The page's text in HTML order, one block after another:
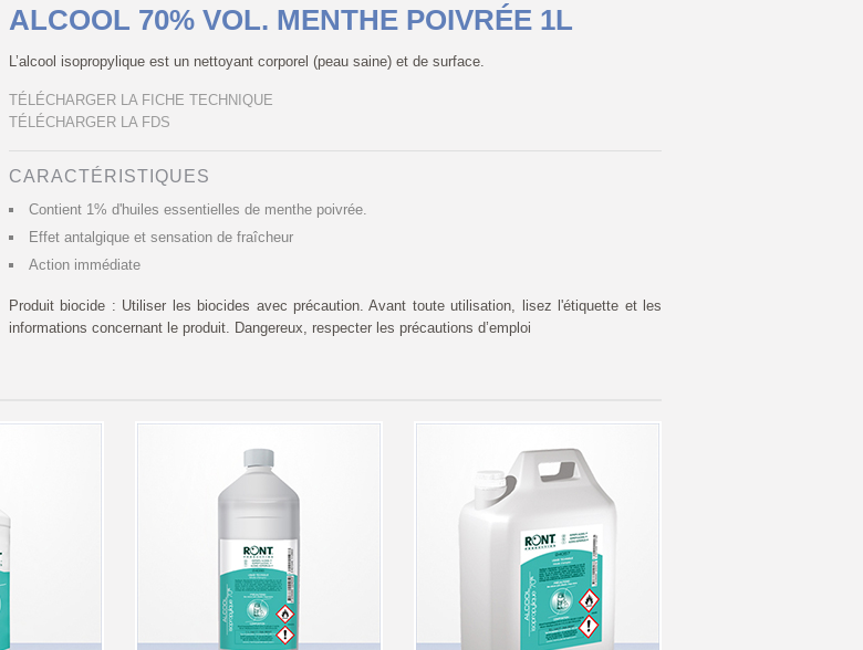
ALCOOL 70% VOL. MENTHE POIVRÉE 1L
L’alcool isopropylique est un nettoyant corporel (peau saine) et de surface.
TÉLÉCHARGER LA FICHE TECHNIQUE
TÉLÉCHARGER LA FDS
CARACTÉRISTIQUES
Contient 1% d'huiles essentielles de menthe poivrée.
Effet antalgique et sensation de fraîcheur
Action immédiate
Produit biocide : Utiliser les biocides avec précaution. Avant toute utilisation, lisez l'étiquette et les
informations concernant le produit. Dangereux, respecter les précautions d’emploi